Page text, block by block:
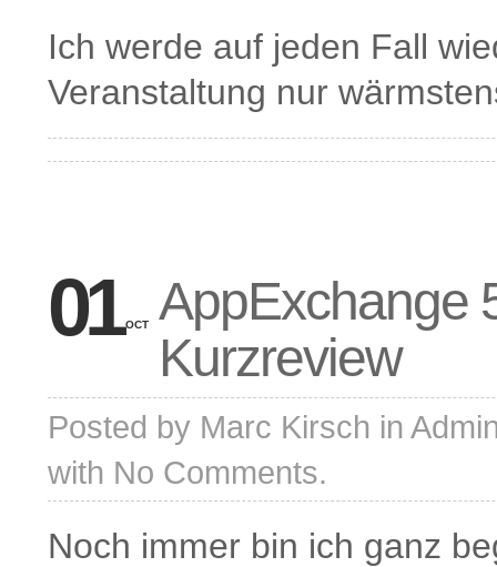
Ich werde auf jeden Fall
Veranstaltung nur
01 OCT
AppExchange
Kurzreview
Posted by Marc Kirsch in
with No Comments.
Noch immer bin ich ganz